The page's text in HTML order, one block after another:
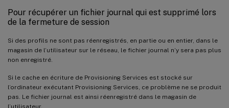
Pour récupérer un fichier journal qui est supprimé lors
de la fermeture de session
Si des profils ne sont pas réenregistrés, en partie ou en entier, dans le
magasin de l’utilisateur sur le réseau, le fichier journal n’y sera pas plus
non enregistré.
Si le cache en écriture de Provisioning Services est stocké sur
l’ordinateur exécutant Provisioning Services, ce problème ne se produit
pas. Le fichier journal est ainsi réenregistré dans le magasin de
l’utilisateur.